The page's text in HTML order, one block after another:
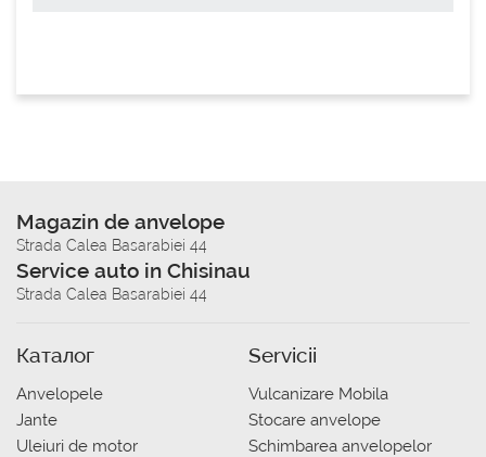
Magazin de anvelope
Strada Calea Basarabiei 44
Service auto in Chisinau
Strada Calea Basarabiei 44
Каталог
Anvelopele
Jante
Uleiuri de motor
Servicii
Vulcanizare Mobila
Stocare anvelope
Schimbarea anvelopelor